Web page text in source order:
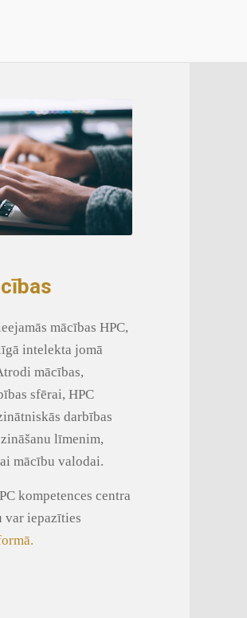
mācības HPC,
intelekta jomā
mācības,
sfērai, HPC
darbības
līmenim,
mācību valodai.
kompetences centra
var iepazīties